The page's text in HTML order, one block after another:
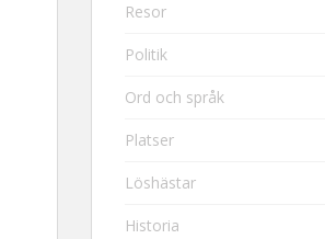
Resor
Politik
Ord och språk
Platser
Löshästar
Historia